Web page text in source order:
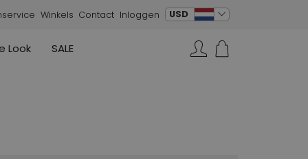
Winkels Contact Inloggen USD verander taal
Look
SALE